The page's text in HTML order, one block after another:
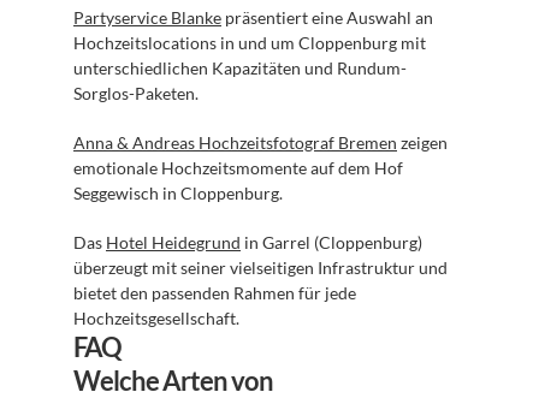
Partyservice Blanke präsentiert eine Auswahl an
Hochzeitslocations in und um Cloppenburg mit
unterschiedlichen Kapazitäten und Rundum-
Sorglos-Paketen.
Anna & Andreas Hochzeitsfotograf Bremen zeigen
emotionale Hochzeitsmomente auf dem Hof
Seggewisch in Cloppenburg.
Das Hotel Heidegrund in Garrel (Cloppenburg)
überzeugt mit seiner vielseitigen Infrastruktur und
bietet den passenden Rahmen für jede
Hochzeitsgesellschaft.
FAQ
Welche Arten von